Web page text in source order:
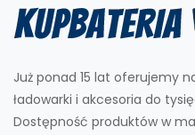
Już ponad 15 lat oferujemy
ładowarki i akcesoria do
Dostępność produktów w